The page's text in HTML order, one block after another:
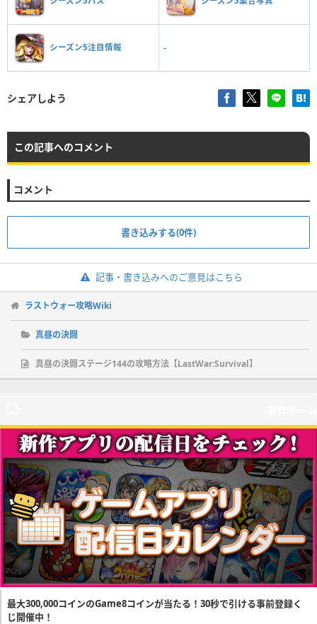
シーズン5注目情報 -
シェアしよう
この記事へのコメント
コメント
書き込みする(0件)
記事・書き込みへのご意見はこちら
ラストウォー攻略Wiki
真昼の決闘
真昼の決闘ステージ144の攻略方法【LastWar:Survival】
最大300,000コインのGame8コインが当たる！30秒で引ける事前登録く
じ開催中！